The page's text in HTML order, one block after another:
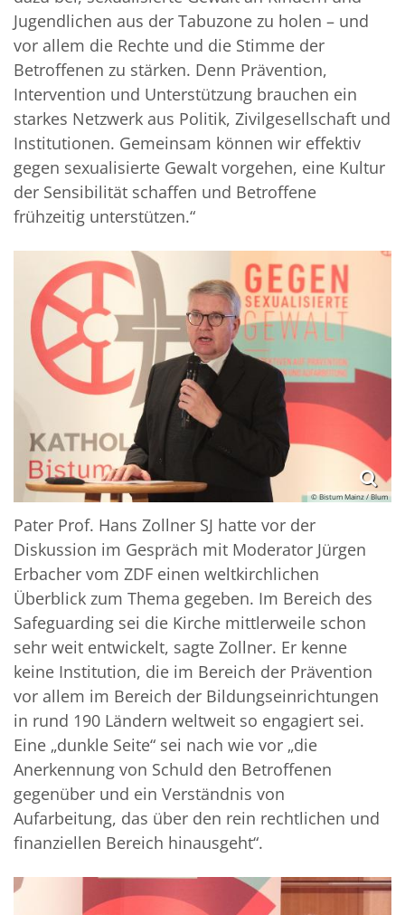
Jugendlichen aus der Tabuzone zu holen – und
vor allem die Rechte und die Stimme der
Betroffenen zu stärken. Denn Prävention,
Intervention und Unterstützung brauchen ein
starkes Netzwerk aus Politik, Zivilgesellschaft und
Institutionen. Gemeinsam können wir effektiv
gegen sexualisierte Gewalt vorgehen, eine Kultur
der Sensibilität schaffen und Betroffene
frühzeitig unterstützen.“
© Bistum Mainz / Blum
Pater Prof. Hans Zollner SJ hatte vor der
Diskussion im Gespräch mit Moderator Jürgen
Erbacher vom ZDF einen weltkirchlichen
Überblick zum Thema gegeben. Im Bereich des
Safeguarding sei die Kirche mittlerweile schon
sehr weit entwickelt, sagte Zollner. Er kenne
keine Institution, die im Bereich der Prävention
vor allem im Bereich der Bildungseinrichtungen
in rund 190 Ländern weltweit so engagiert sei.
Eine „dunkle Seite“ sei nach wie vor „die
Anerkennung von Schuld den Betroffenen
gegenüber und ein Verständnis von
Aufarbeitung, das über den rein rechtlichen und
finanziellen Bereich hinausgeht“.